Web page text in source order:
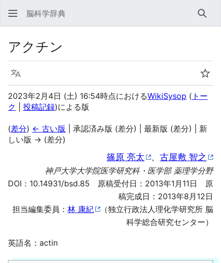
脳科学辞典 検索
アクチン
言語
ウ
2023年2月4日 (土) 16:54時点におけるWikiSysop ( トー
ク
投稿記録)による版
(差分) ← 古い版 | 承認済み版 (差分) | 最新版 (差分) | 新
しい版 → (差分)
篠原 亮太 、 古屋敷 智之
神戸大学大学院医学研究科・医学部 薬理学分野
DOI： 10.14931/bsd.85 原稿受付日：2013年1月11日 原
稿完成日：2013年8月12日
担当編集委員： 林 康紀
（独立行政法人理化学研究所 脳
科学総合研究センター）
英語名：actin